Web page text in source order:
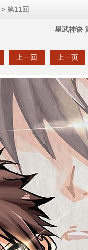
> 第11回
星武神诀
上一回 上一页